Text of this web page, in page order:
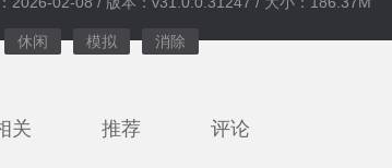
休闲 模拟 消除
关 推荐 评论